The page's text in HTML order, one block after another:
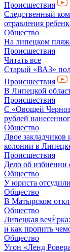
Происшествия
Следственный
отравления
Общество
На липецком
Происшествия
Читать все
Старый «ВАЗ»
Происшествия
В Липецкой
Происшествия
С «Овощей
рублей
Общество
Двое закладчиков
колонии в
Происшествия
Дело об избиении
Общество
У юриста
Общество
В Матырском
Общество
Липецкая
и как пропить
Общество
Угон «Ленд